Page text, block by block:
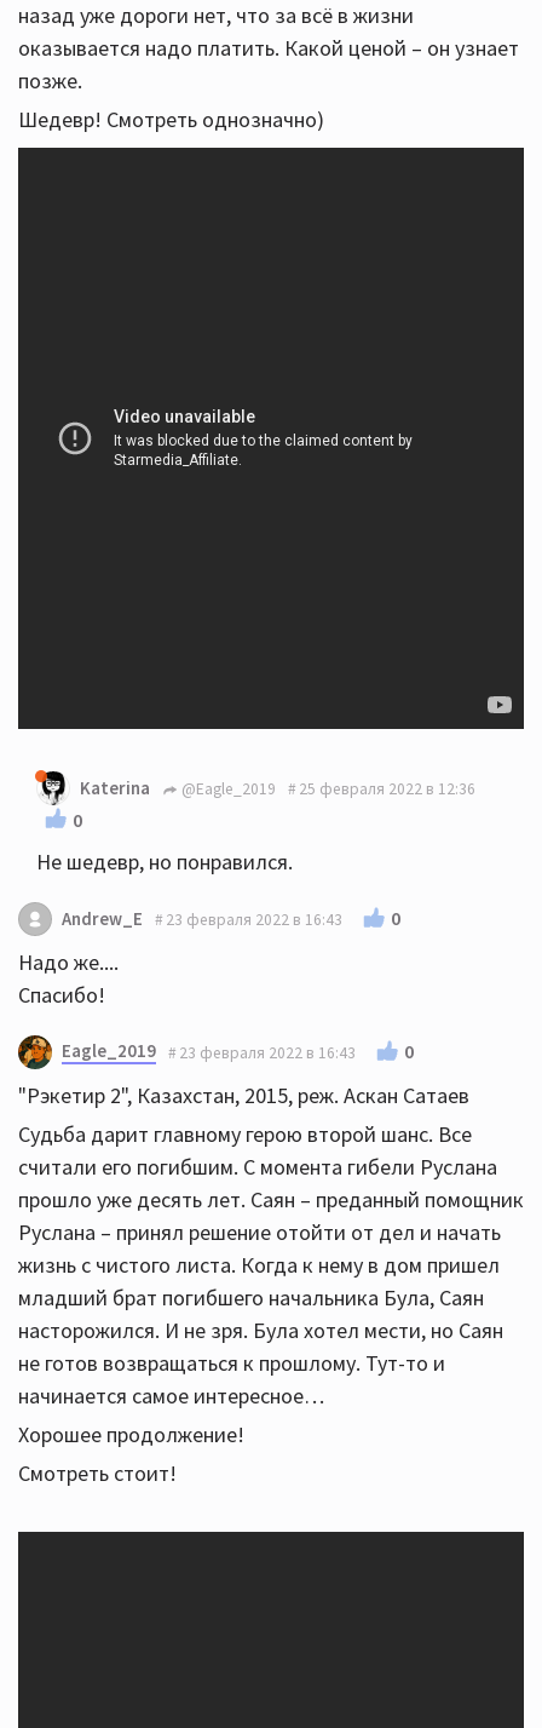
назад уже дороги нет, что за всё в жизни
оказывается надо платить. Какой ценой – он узнает
позже.
Шедевр! Смотреть однозначно)
Katerina @Eagle_2019 25 февраля 2022 в 12:36
0
Не шедевр, но понравился.
Andrew_E 23 февраля 2022 в 16:43 0
Надо же....
Спасибо!
Eagle_2019 23 февраля 2022 в 16:43 0
"Рэкетир 2", Казахстан, 2015, реж. Аскан Сатаев
Судьба дарит главному герою второй шанс. Все
считали его погибшим. С момента гибели Руслана
прошло уже десять лет. Саян – преданный помощник
Руслана – принял решение отойти от дел и начать
жизнь с чистого листа. Когда к нему в дом пришел
младший брат погибшего начальника Була, Саян
насторожился. И не зря. Була хотел мести, но Саян
не готов возвращаться к прошлому. Тут-то и
начинается самое интересное…
Хорошее продолжение!
Смотреть стоит!